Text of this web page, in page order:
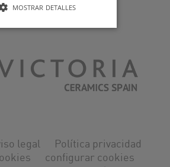
legal
Política privacidad
configurar cookies
MOSTRAR DETALLES